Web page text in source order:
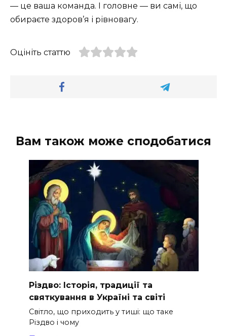
— це ваша команда. І головне — ви самі, що
обираєте здоров’я і рівновагу.
Оцініть статтю
Вам також може сподобатися
Різдво: Історія, традиції та
святкування в Україні та світі
Світло, що приходить у тиші: що таке
Різдво і чому